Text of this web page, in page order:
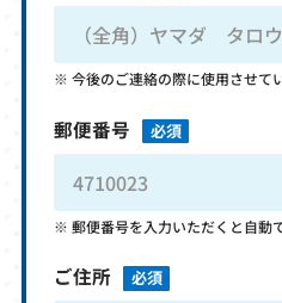
今後のご連絡の際に使用させて
郵便番号 必須
郵便番号を入力いただくと自動
ご住所 必須